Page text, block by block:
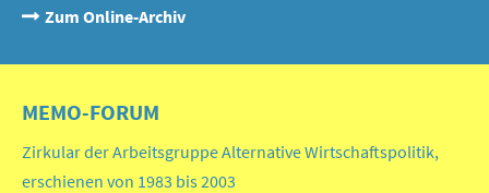
Zum Online-Archiv
MEMO-FORUM
Zirkular der Arbeitsgruppe Alternative Wirtschaftspolitik,
erschienen von 1983 bis 2003